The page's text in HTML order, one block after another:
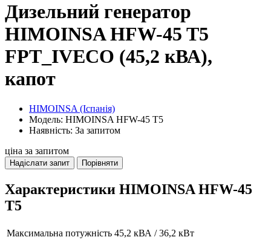
Дизельний генератор
HIMOINSA HFW-45 T5
FPT_IVECO (45,2 кВА),
капот
HIMOINSA (Іспанія)
Модель: HIMOINSA HFW-45 T5
Наявність: За запитом
ціна за запитом
Надіслати запит Порівняти
Характеристики HIMOINSA HFW-45
T5
Максимальна потужність 45,2 кВА / 36,2 кВт